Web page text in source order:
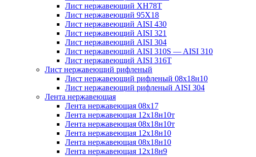
Лист нержавеющий ХН78Т
Лист нержавеющий 95Х18
Лист нержавеющий AISI 430
Лист нержавеющий AISI 321
Лист нержавеющий AISI 304
Лист нержавеющий AISI 310S — AISI 310
Лист нержавеющий AISI 316T
Лист нержавеющий рифленый
Лист нержавеющий рифленый 08х18н10
Лист нержавеющий рифленый AISI 304
Лента нержавеющая
Лента нержавеющая 08х17
Лента нержавеющая 12х18н10т
Лента нержавеющая 08х18н10т
Лента нержавеющая 12х18н10
Лента нержавеющая 08х18н10
Лента нержавеющая 12х18н9